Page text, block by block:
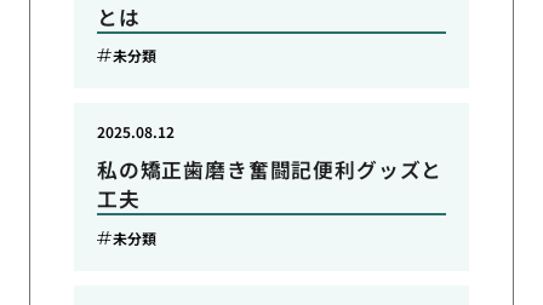
とは
未分類
私の矯正歯磨き奮闘記便利グッズと
工夫
2025.08.12
未分類